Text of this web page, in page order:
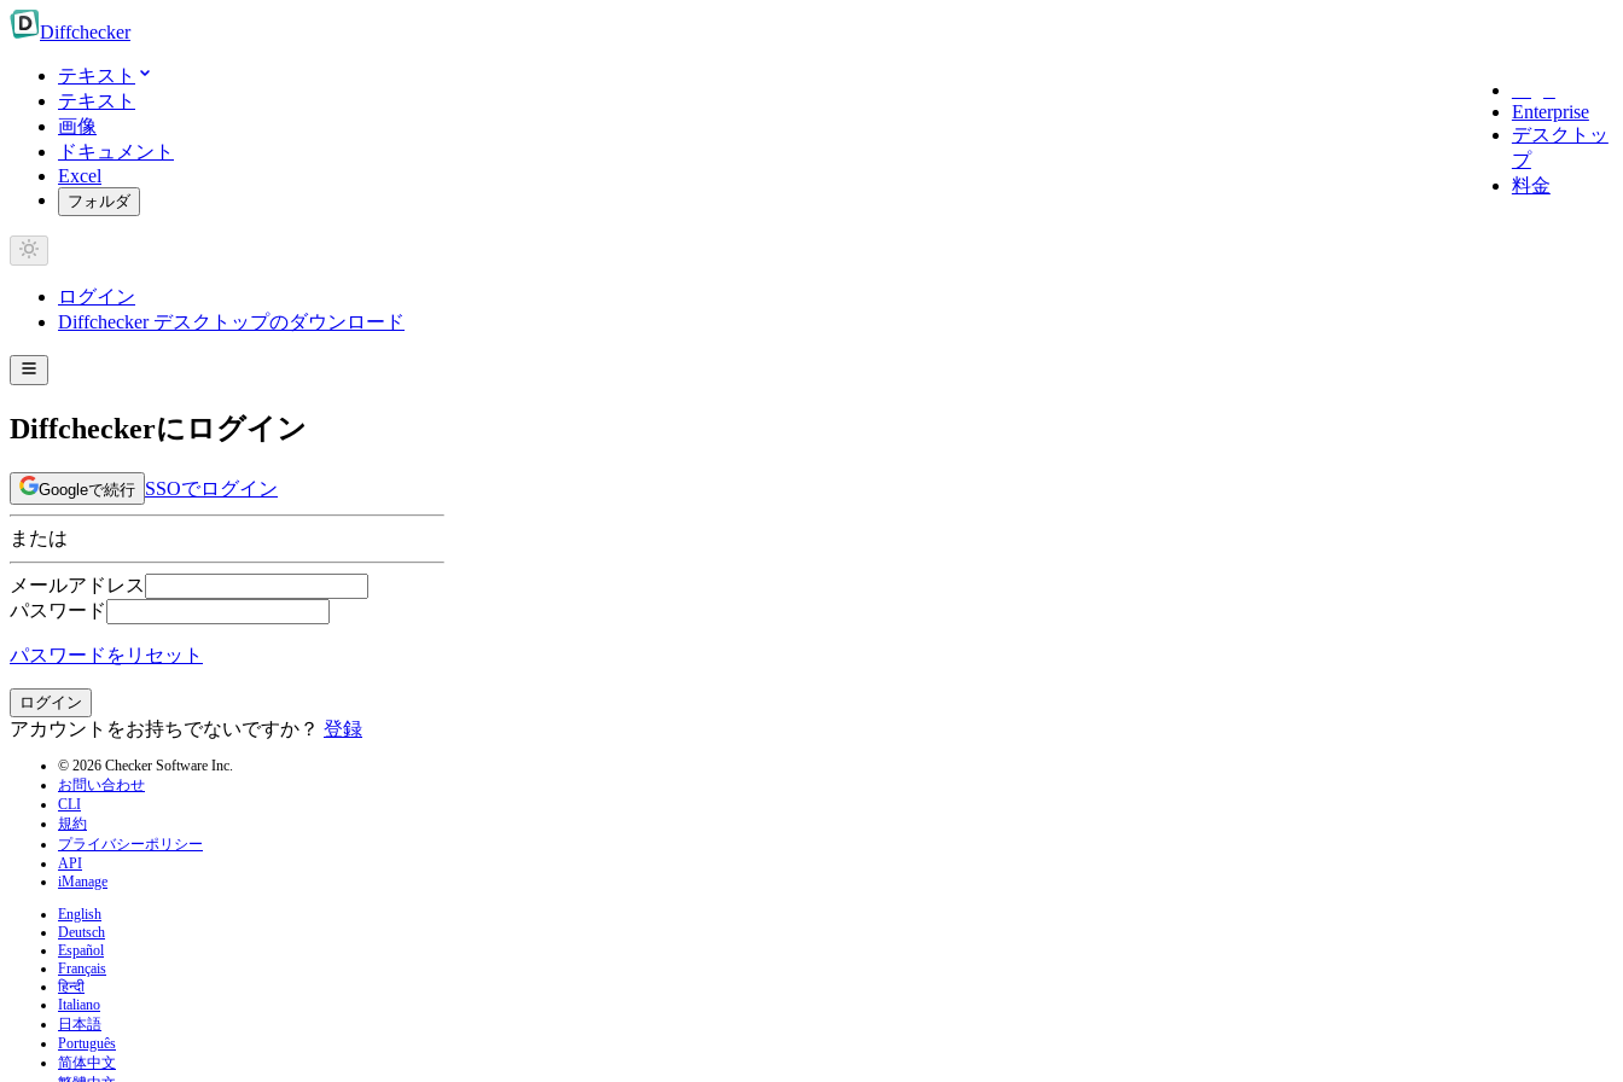
Diffchecker
テキスト
テキスト
画像
ドキュメント
Excel
フォルダ
Enterprise
デスクトッ
プ
料金
ログイン
Diffchecker デスクトップのダウンロード
Diffcheckerにログイン
Googleで続行 SSOでログイン
または
メールアドレス
パスワード
パスワードをリセット
ログイン
アカウントをお持ちでないですか？ 登録
© 2026 Checker Software Inc.
お問い合わせ
CLI
規約
プライバシーポリシー
API
iManage
English
Deutsch
Español
Français
हिन्दी
Italiano
日本語
Português
简体中文